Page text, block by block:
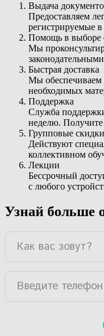
Выдача
Предоставляем
Помощь в выборе
Мы
Быстрая доставка
Мы обеспечиваем
необходимых
Поддержка
Служба
неделю. Получите
Групповые скидки
Действуют
коллективном
Лекции
Бессрочный
с любого
Узнай больше